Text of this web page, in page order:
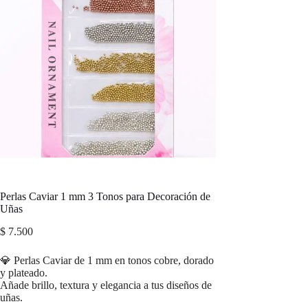
Perlas Caviar 1 mm 3 Tonos para Decoración de
Uñas
$ 7.500
💎 Perlas Caviar de 1 mm en tonos cobre, dorado
y plateado.
Añade brillo, textura y elegancia a tus diseños de
uñas.